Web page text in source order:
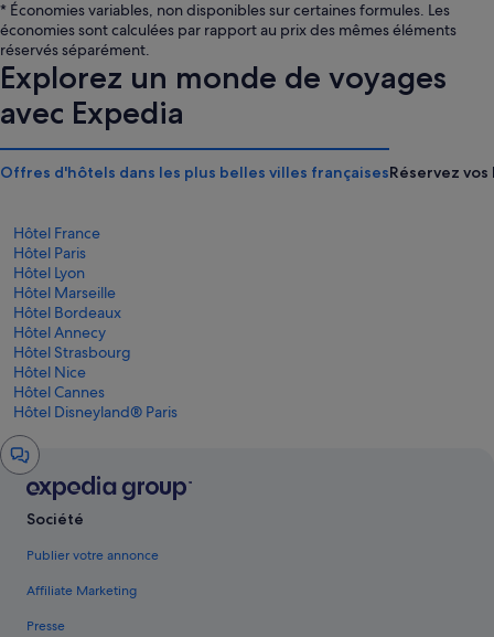
par
nuit
est
de
128 €
par
nuit
161 €
* Économies variables, non disponibles sur certaines formules. Les
économies sont calculées par rapport au prix des mêmes éléments
réservés séparément.
Explorez un monde de voyages
avec Expedia
Offres d'hôtels dans les plus belles villes françaisesRéservez
Hôtel France
Hôtel Paris
Hôtel Lyon
Hôtel Marseille
Hôtel Bordeaux
Hôtel Annecy
Hôtel Strasbourg
Hôtel Nice
Hôtel Cannes
Hôtel Disneyland® Paris
Fenêtre
de
chat
Société
Publier votre annonce
Affiliate Marketing
Presse